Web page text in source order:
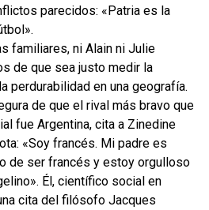
parecidos: «Patria es la
familiares, ni Alain ni Julie
de que sea justo medir la
perdurabilidad en una geografía.
de que el rival más bravo que
fue Argentina, cita a Zinedine
«Soy francés. Mi padre es
de ser francés y estoy orgulloso
Él, científico social en
cita del filósofo Jacques